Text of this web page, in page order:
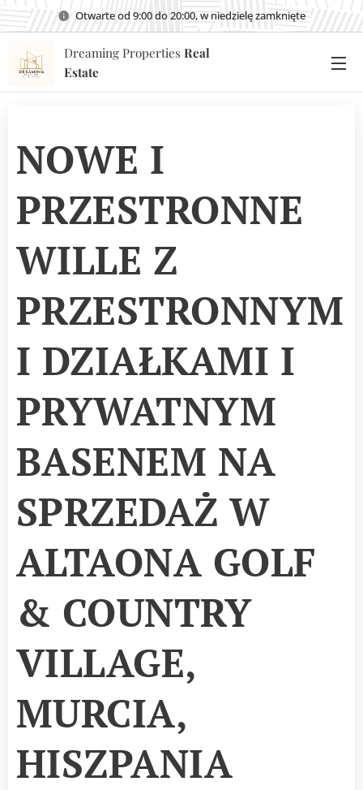
Otwarte od 9:00 do 20:00, w niedzielę zamknięte
Dreaming Properties Real
Estate
NOWE I
PRZESTRONNE
WILLE Z
PRZESTRONNYM
I DZIAŁKAMI I
PRYWATNYM
BASENEM NA
SPRZEDAŻ W
ALTAONA GOLF
& COUNTRY
VILLAGE,
MURCIA,
HISZPANIA